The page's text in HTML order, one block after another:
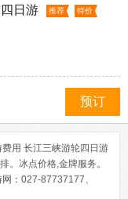
日游 推荐 特价
预订
用 长江三峡游轮四日游
。冰点价格,金牌服务。
：027-87737177、